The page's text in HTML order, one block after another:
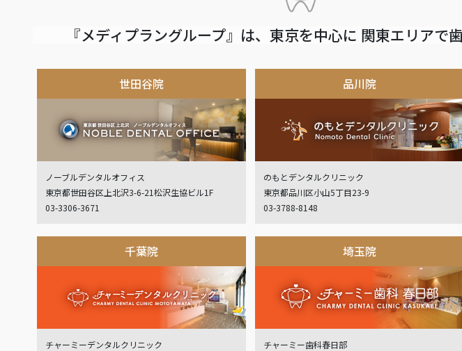
『メディプラングループ』は、東京を中心に 関東エリアで
世田谷院
ノーブルデンタルオフィス
東京都世田谷区上北沢3-6-21松沢生協ビル1F
03-3306-3671
品川院
のもとデンタルクリニック
東京都品川区小山5丁目23-9
03-3788-8148
千葉院
チャーミーデンタルクリニック
埼玉院
チャーミー歯科春日部